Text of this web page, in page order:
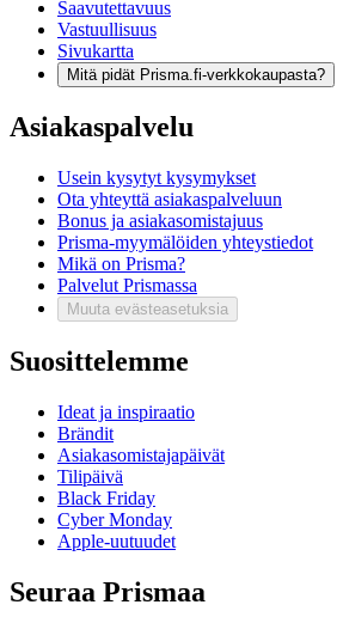
Saavutettavuus
Vastuullisuus
Sivukartta
Mitä pidät Prisma.fi-verkkokaupasta?
Asiakaspalvelu
Usein kysytyt kysymykset
Ota yhteyttä asiakaspalveluun
Bonus ja asiakasomistajuus
Prisma-myymälöiden yhteystiedot
Mikä on Prisma?
Palvelut Prismassa
Muuta evästeasetuksia
Suosittelemme
Ideat ja inspiraatio
Brändit
Asiakasomistajapäivät
Tilipäivä
Black Friday
Cyber Monday
Apple-uutuudet
Seuraa Prismaa